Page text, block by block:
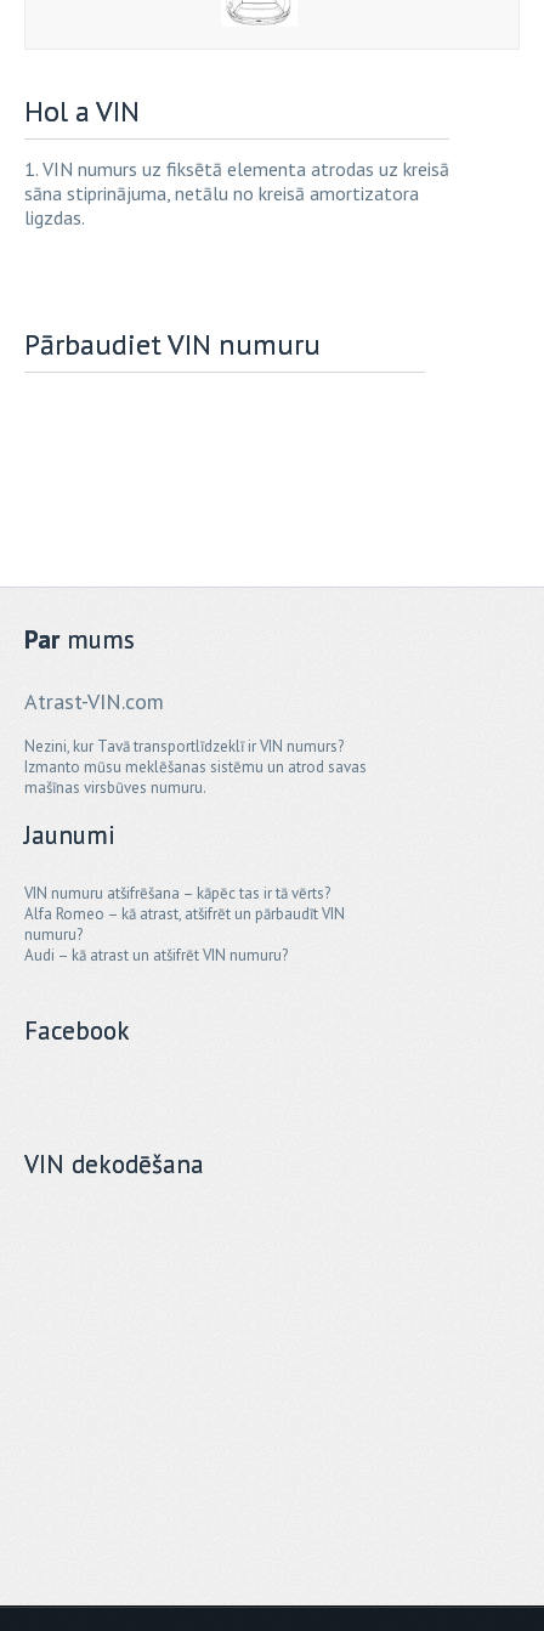
Hol a VIN
1. VIN numurs uz fiksētā elementa atrodas uz kreisā
sāna stiprinājuma, netālu no kreisā amortizatora
ligzdas.
Pārbaudiet VIN numuru
Parmums
Atrast-VIN.com
Nezini, kur Tavā transportlīdzeklī ir VIN numurs?
Izmanto mūsu meklēšanas sistēmu un atrod savas
mašīnas virsbūves numuru.
Jaunumi
VIN numuru atšifrēšana – kāpēc tas ir tā vērts?
Alfa Romeo – kā atrast, atšifrēt un pārbaudīt VIN
numuru?
Audi – kā atrast un atšifrēt VIN numuru?
Facebook
VIN dekodēšana